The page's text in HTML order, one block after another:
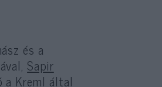
és a
Sapir
Kreml által